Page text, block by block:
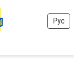
Рус